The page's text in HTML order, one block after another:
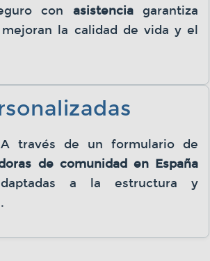
con asistenciagarantiza
la calidad de vida y el
través de un formulario de
de comunidad en España
a la estructura y